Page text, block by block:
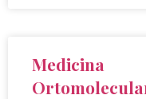
Medicina